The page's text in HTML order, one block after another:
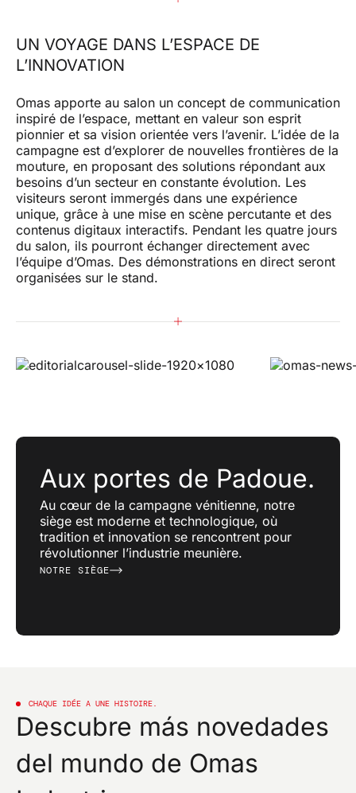
UN VOYAGE DANS L’ESPACE DE
L’INNOVATION
Omas apporte au salon un concept de communication
inspiré de l’espace, mettant en valeur son esprit
pionnier et sa vision orientée vers l’avenir. L’idée de la
campagne est d’explorer de nouvelles frontières de la
mouture, en proposant des solutions répondant aux
besoins d’un secteur en constante évolution. Les
visiteurs seront immergés dans une expérience
unique, grâce à une mise en scène percutante et des
contenus digitaux interactifs. Pendant les quatre jours
du salon, ils pourront échanger directement avec
l’équipe d’Omas. Des démonstrations en direct seront
organisées sur le stand.
Aux portes de Padoue.
Au cœur de la campagne vénitienne, notre
siège est moderne et technologique, où
tradition et innovation se rencontrent pour
révolutionner l’industrie meunière.
NOTRE SIÈGE
CHAQUE IDÉE A UNE HISTOIRE.
Descubre más novedades
del mundo de Omas